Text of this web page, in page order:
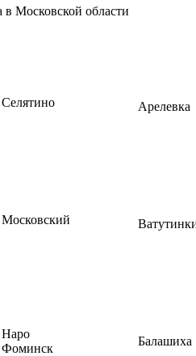
в Московской области
Селятино Арелевка
Московский
Наро
Фоминск
Балашиха